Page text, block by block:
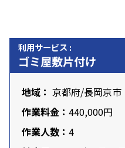
利用サービス :
ゴミ屋敷片付け
地域： 京都府/長岡京市
作業料金： 440,000円
作業人数： 4